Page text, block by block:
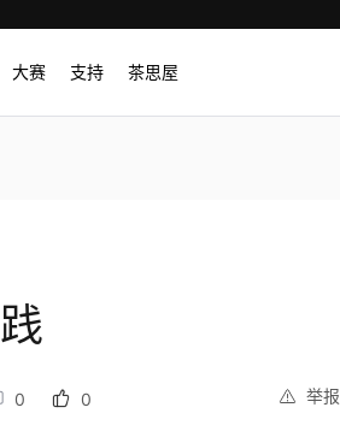
大赛 支持 茶思屋
举报
0 0